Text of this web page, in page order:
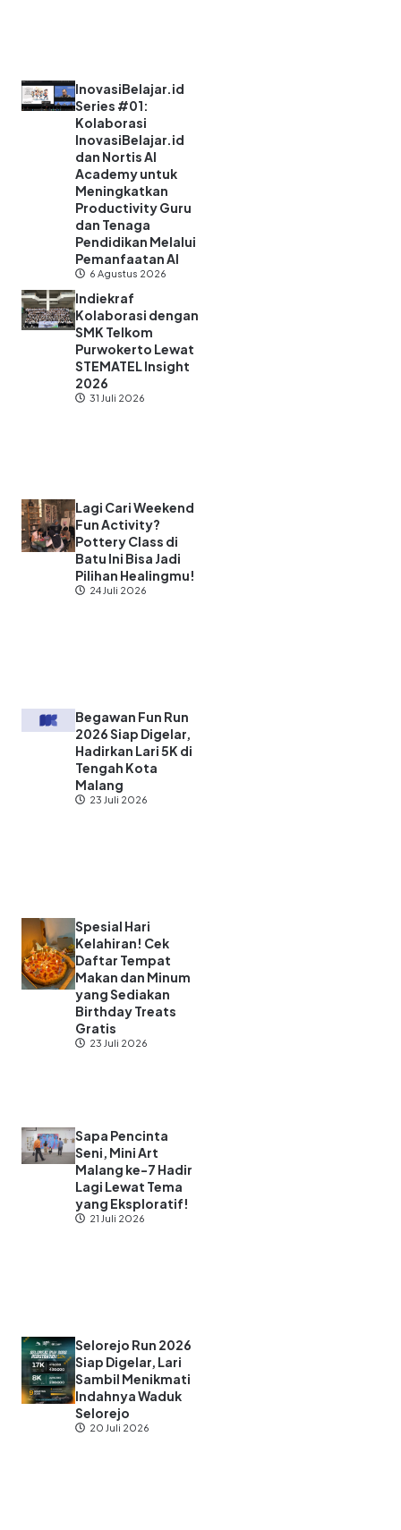
InovasiBelajar.id
Series #01:
Kolaborasi
InovasiBelajar.id
dan Nortis AI
Academy untuk
Meningkatkan
Productivity Guru
dan Tenaga
Pendidikan Melalui
Pemanfaatan AI
6 Agustus 2026
Indiekraf
Kolaborasi dengan
SMK Telkom
Purwokerto Lewat
STEMATEL Insight
2026
31 Juli 2026
Lagi Cari Weekend
Fun Activity?
Pottery Class di
Batu Ini Bisa Jadi
Pilihan Healingmu!
24 Juli 2026
Begawan Fun Run
2026 Siap Digelar,
Hadirkan Lari 5K di
Tengah Kota
Malang
23 Juli 2026
Spesial Hari
Kelahiran! Cek
Daftar Tempat
Makan dan Minum
yang Sediakan
Birthday Treats
Gratis
23 Juli 2026
Sapa Pencinta
Seni, Mini Art
Malang ke-7 Hadir
Lagi Lewat Tema
yang Eksploratif!
21 Juli 2026
Selorejo Run 2026
Siap Digelar, Lari
Sambil Menikmati
Indahnya Waduk
Selorejo
20 Juli 2026